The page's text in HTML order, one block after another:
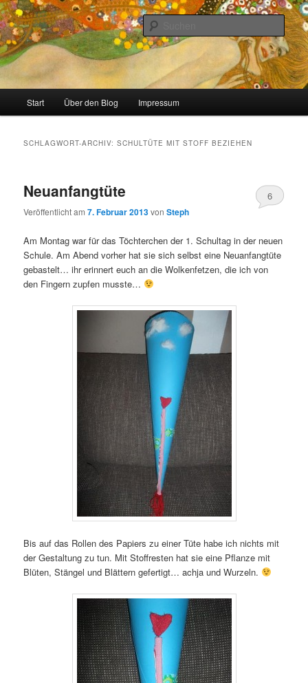
Zum
primären
Inhalt
springen
Zum
sekundären
Inhalt
springenmeinzigartig
Stricken, Nähen und alles was man selber machen kann
Start Über den Blog Impressum
SCHLAGWORT-ARCHIV:SCHULTÜTE MIT STOFF BEZIEHEN
Neuanfangtüte
Veröffentlicht am7. Februar 2013vonSteph
6
Am Montag war für das Töchterchen der 1. Schultag in der neuen
Schule. Am Abend vorher hat sie sich selbst eine Neuanfangtüte
gebastelt… ihr erinnert euch an die Wolkenfetzen, die ich von
den Fingern zupfen musste…
Bis auf das Rollen des Papiers zu einer Tüte habe ich nichts mit
der Gestaltung zu tun. Mit Stoffresten hat sie eine Pflanze mit
Blüten, Stängel und Blättern gefertigt… achja und Wurzeln.